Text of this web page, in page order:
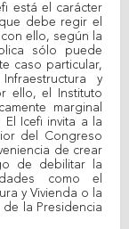
está el carácter
debe regir el
ello, según la
sólo puede
caso particular,
y
ello, el Instituto
marginal
Icefi invita a la
del Congreso
de crear
de debilitar la
como el
y Vivienda o la
de la Presidencia